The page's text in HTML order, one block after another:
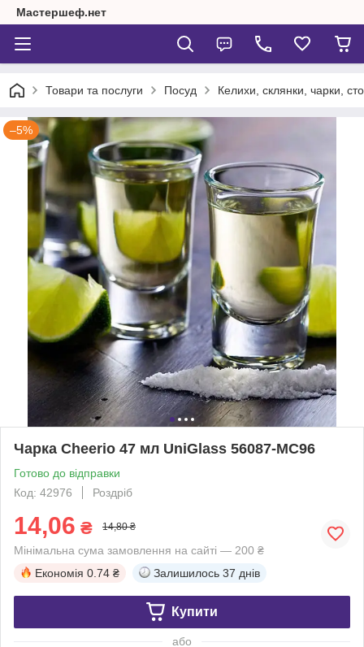
Мастершеф.нет
Товари та послуги Посуд Келихи, склянки, чарки,
–5%
Чарка Cheerio 47 мл UniGlass 56087-MC96
Готово до відправки
Код: 42976
Роздріб
14,06 ₴ 14,80 ₴
Мінімальна сума замовлення на сайті — 200 ₴
Економія 0.74 ₴ Залишилось 37 днів
Купити
або